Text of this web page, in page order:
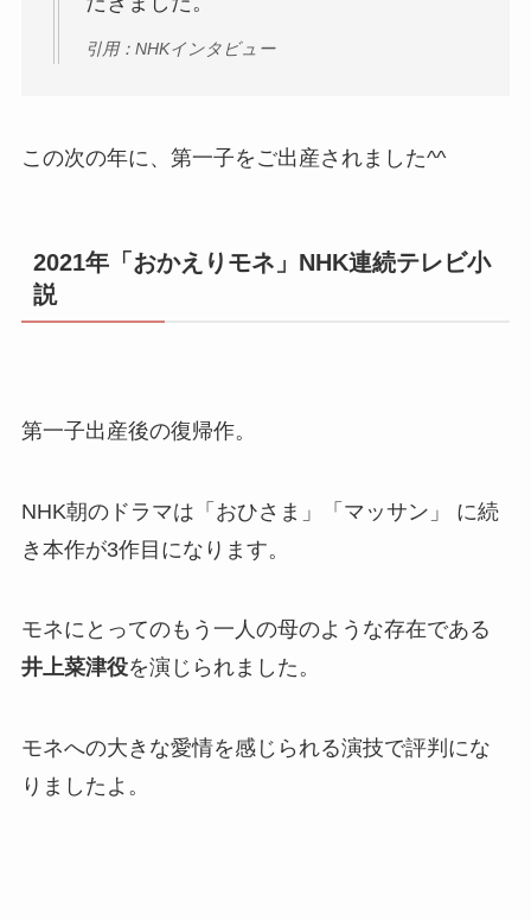
引用：NHKインタビュー
この次の年に、第一子をご出産されました^^
2021年「おかえりモネ」NHK連続テレビ小
説
第一子出産後の復帰作。
NHK朝のドラマは「おひさま」「マッサン」 に続
き本作が3作目になります。
モネにとってのもう一人の母のような存在である
井上菜津役を演じられました。
モネへの大きな愛情を感じられる演技で評判にな
りましたよ。